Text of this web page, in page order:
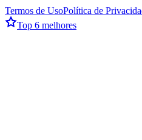
Termos de UsoPolítica de
Top 6 melhores